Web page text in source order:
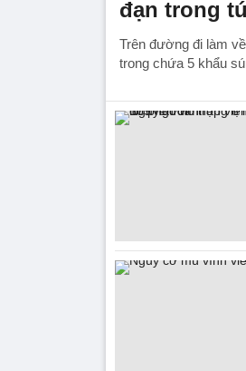
đạn trong
Trên đường đi làm
trong chứa 5 khẩu